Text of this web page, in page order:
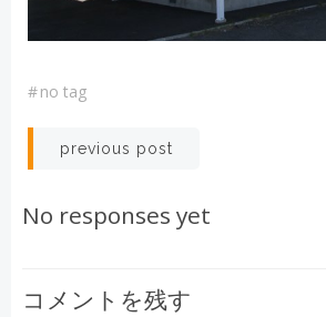
#no tag
Post
navigation
previous post
No responses yet
コメントを残す